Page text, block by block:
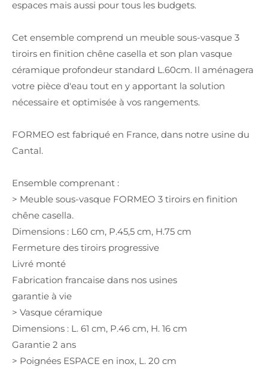
espaces mais aussi pour tous les budgets.
Cet ensemble comprend un meuble sous-vasque 3
tiroirs en finition chêne casella et son plan vasque
céramique profondeur standard L.60cm. Il aménagera
votre pièce d'eau tout en y apportant la solution
nécessaire et optimisée à vos rangements.
FORMEO est fabriqué en France, dans notre usine du
Cantal.
Ensemble comprenant :
> Meuble sous-vasque FORMEO 3 tiroirs en finition
chêne casella.
Dimensions : L60 cm, P.45,5 cm, H.75 cm
Fermeture des tiroirs progressive
Livré monté
Fabrication francaise dans nos usines
garantie à vie
> Vasque céramique
Dimensions : L. 61 cm, P.46 cm, H. 16 cm
Garantie 2 ans
> Poignées ESPACE en inox, L. 20 cm